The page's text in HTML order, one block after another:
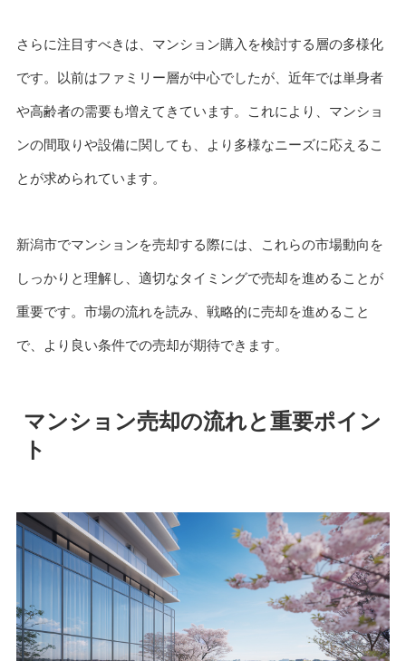
さらに注目すべきは、マンション購入を検討する層の多様化
です。以前はファミリー層が中心でしたが、近年では単身者
や高齢者の需要も増えてきています。これにより、マンショ
ンの間取りや設備に関しても、より多様なニーズに応えるこ
とが求められています。
新潟市でマンションを売却する際には、これらの市場動向を
しっかりと理解し、適切なタイミングで売却を進めることが
重要です。市場の流れを読み、戦略的に売却を進めること
で、より良い条件での売却が期待できます。
マンション売却の流れと重要ポイン
ト